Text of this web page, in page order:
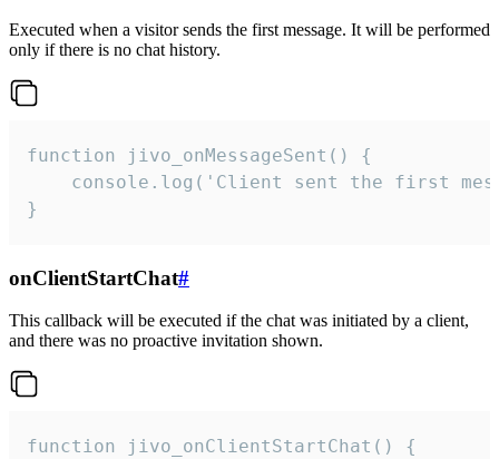
Executed when a visitor sends the first message. It will be performed
only if there is no chat history.
function jivo_onMessageSent() {
console.log('Client sent the first
}
onClientStartChat#
This callback will be executed if the chat was initiated by a client,
and there was no proactive invitation shown.
function jivo_onClientStartChat() {